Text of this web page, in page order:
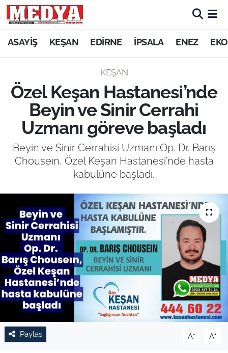
ASAYİŞ KEŞAN EDİRNE İPSALA ENEZ
KEŞAN
Özel Keşan Hastanesi’nde
Beyin ve Sinir Cerrahi
Uzmanı göreve başladı
Beyin ve Sinir Cerrahisi Uzmanı Op. Dr. Barış
Chouseın, Özel Keşan Hastanesi’nde hasta
kabulüne başladı.
Paylaş A- A+
KEŞAN
ASAYİŞ
SİYASET
GÜNDEM
SAĞLIK
EĞİTİM
TARIM VE HAYVANCILIK
KÜLTÜR SANAT
RESMİ İLAN
SPOR